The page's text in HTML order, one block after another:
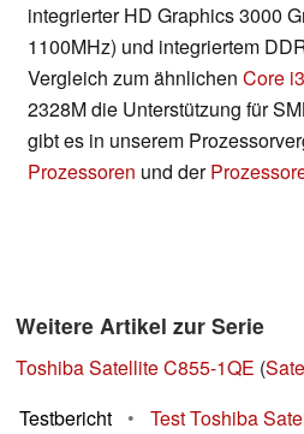
integrierter HD Graphics 3000
1100MHz) und integriertem
Vergleich zum ähnlichen Core
2328M die Unterstützung für
gibt es in unserem
Prozessoren und der
Weitere Artikel zur Serie
Toshiba Satellite C855-1QE (
Testbericht
• Test Toshiba